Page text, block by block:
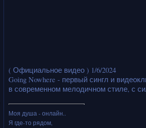
( Официальное видео ) 1/6/2024
Going Nowhere - первый сингл и
в современном мелодичном стиле, с
Моя душа - онлайн..
Я где-то рядом,